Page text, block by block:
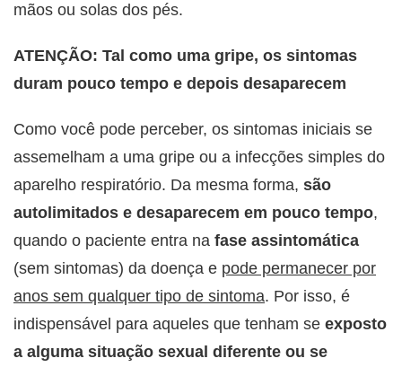
mãos ou solas dos pés.
ATENÇÃO: Tal como uma gripe, os sintomas
duram pouco tempo e depois desaparecem
Como você pode perceber, os sintomas iniciais se
assemelham a uma gripe ou a infecções simples do
aparelho respiratório. Da mesma forma, são
autolimitados e desaparecem em pouco tempo,
quando o paciente entra na fase assintomática
(sem sintomas) da doença e pode permanecer por
anos sem qualquer tipo de sintoma. Por isso, é
indispensável para aqueles que tenham se exposto
a alguma situação sexual diferente ou se